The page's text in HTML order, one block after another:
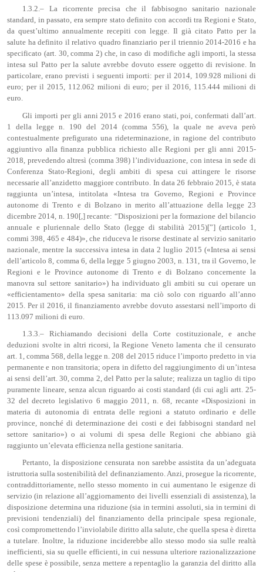
1.3.2.– La ricorrente precisa che il fabbisogno sanitario nazionale
standard, in passato, era sempre stato definito con accordi tra Regioni e Stato,
da quest’ultimo annualmente recepiti con legge. Il già citato Patto per la
salute ha definito il relativo quadro finanziario per il triennio 2014-2016 e ha
specificato (art. 30, comma 2) che, in caso di modifiche agli importi, la stessa
intesa sul Patto per la salute avrebbe dovuto essere oggetto di revisione. In
particolare, erano previsti i seguenti importi: per il 2014, 109.928 milioni di
euro; per il 2015, 112.062 milioni di euro; per il 2016, 115.444 milioni di
euro.
Gli importi per gli anni 2015 e 2016 erano stati, poi, confermati dall’art.
1 della legge n. 190 del 2014 (comma 556), la quale ne aveva però
contestualmente prefigurato una rideterminazione, in ragione del contributo
aggiuntivo alla finanza pubblica richiesto alle Regioni per gli anni 2015-
2018, prevedendo altresì (comma 398) l’individuazione, con intesa in sede di
Conferenza Stato-Regioni, degli ambiti di spesa cui attingere le risorse
necessarie all’anzidetto maggiore contributo. In data 26 febbraio 2015, è stata
raggiunta un’intesa, intitolata «Intesa tra Governo, Regioni e Province
autonome di Trento e di Bolzano in merito all’attuazione della legge 23
dicembre 2014, n. 190[,] recante: “Disposizioni per la formazione del bilancio
annuale e pluriennale dello Stato (legge di stabilità 2015)[”] (articolo 1,
commi 398, 465 e 484)», che riduceva le risorse destinate al servizio sanitario
nazionale, mentre la successiva intesa in data 2 luglio 2015 («Intesa ai sensi
dell’articolo 8, comma 6, della legge 5 giugno 2003, n. 131, tra il Governo, le
Regioni e le Province autonome di Trento e di Bolzano concernente la
manovra sul settore sanitario») ha individuato gli ambiti su cui operare un
«efficientamento» della spesa sanitaria: ma ciò solo con riguardo all’anno
2015. Per il 2016, il finanziamento avrebbe dovuto assestarsi nell’importo di
113.097 milioni di euro.
1.3.3.– Richiamando decisioni della Corte costituzionale, e anche
deduzioni svolte in altri ricorsi, la Regione Veneto lamenta che il censurato
art. 1, comma 568, della legge n. 208 del 2015 riduce l’importo predetto in via
permanente e non transitoria; opera in difetto del raggiungimento di un’intesa
ai sensi dell’art. 30, comma 2, del Patto per la salute; realizza un taglio di tipo
puramente lineare, senza alcun riguardo ai costi standard (di cui agli artt. 25-
32 del decreto legislativo 6 maggio 2011, n. 68, recante «Disposizioni in
materia di autonomia di entrata delle regioni a statuto ordinario e delle
province, nonché di determinazione dei costi e dei fabbisogni standard nel
settore sanitario») o ai volumi di spesa delle Regioni che abbiano già
raggiunto un’elevata efficienza nella gestione sanitaria.
Pertanto, la disposizione censurata non sarebbe assistita da un’adeguata
istruttoria sulla sostenibilità del definanziamento. Anzi, prosegue la ricorrente,
contraddittoriamente, nello stesso momento in cui aumentano le esigenze di
servizio (in relazione all’aggiornamento dei livelli essenziali di assistenza), la
disposizione determina una riduzione (sia in termini assoluti, sia in termini di
previsioni tendenziali) del finanziamento della principale spesa regionale,
così compromettendo l’inviolabile diritto alla salute, che quella spesa è diretta
a tutelare. Inoltre, la riduzione inciderebbe allo stesso modo sia sulle realtà
inefficienti, sia su quelle efficienti, in cui nessuna ulteriore razionalizzazione
delle spese è possibile, senza mettere a repentaglio la garanzia del diritto alla